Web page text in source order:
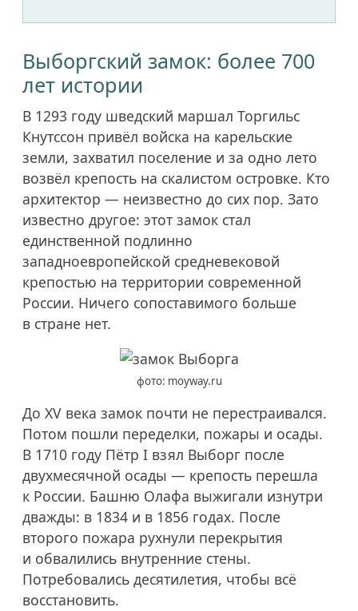
Выборгский замок: более 700
лет истории
В 1293 году шведский маршал Торгильс
Кнутссон привёл войска на карельские
земли, захватил поселение и за одно лето
возвёл крепость на скалистом островке. Кто
архитектор — неизвестно до сих пор. Зато
известно другое: этот замок стал
единственной подлинно
западноевропейской средневековой
крепостью на территории современной
России. Ничего сопоставимого больше
в стране нет.
фото: moyway.ru
До XV века замок почти не перестраивался.
Потом пошли переделки, пожары и осады.
В 1710 году Пётр I взял Выборг после
двухмесячной осады — крепость перешла
к России. Башню Олафа выжигали изнутри
дважды: в 1834 и в 1856 годах. После
второго пожара рухнули перекрытия
и обвалились внутренние стены.
Потребовались десятилетия, чтобы всё
восстановить.